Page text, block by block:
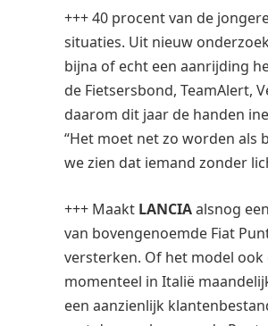
+++ 40 procent van de
situaties. Uit nieuw
bijna of echt een aanrijding
de Fietsersbond, TeamAlert,
daarom dit jaar de handen
“Het moet net zo worden als
we zien dat iemand zonder
+++ Maakt LANCIAalsnog
van bovengenoemde Fiat
versterken. Of het model
momenteel in Italië
een aanzienlijk